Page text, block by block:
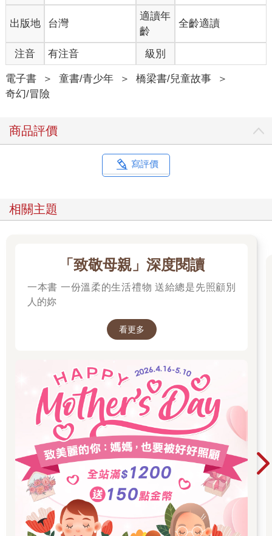
出版地 台灣
適讀年
齡
全齡適讀
注音 有注音 級別
電子書 ＞ 童書/青少年 ＞ 橋梁書/兒童故事
＞
奇幻/冒險
商品評價
寫評價
相關主題
「致敬母親」深度閱讀
一本書 一份溫柔的生活禮物 送給總是先照顧別
人的妳
看更多